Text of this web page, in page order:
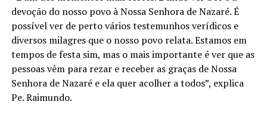
devoção do nosso povo à Nossa Senhora de Nazaré. É
possível ver de perto vários testemunhos verídicos e
diversos milagres que o nosso povo relata. Estamos em
tempos de festa sim, mas o mais importante é ver que as
pessoas vêm para rezar e receber as graças de Nossa
Senhora de Nazaré e ela quer acolher a todos”, explica
Pe. Raimundo.